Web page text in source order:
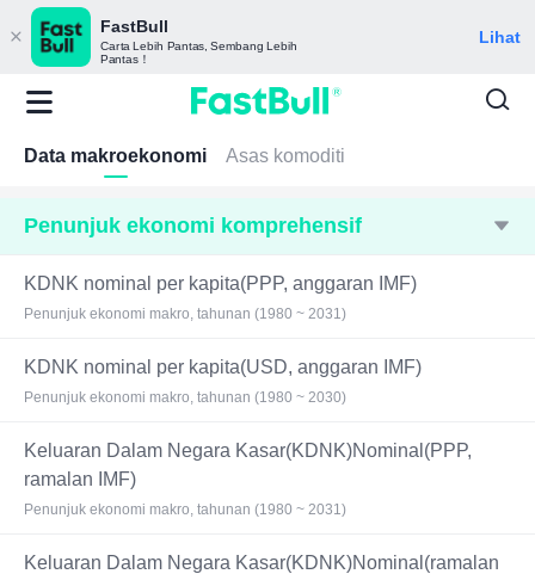
FastBull
Carta Lebih Pantas, Sembang Lebih
Pantas！
Lihat
Data makroekonomi Asas komoditi
Penunjuk ekonomi komprehensif
KDNK nominal per kapita(PPP, anggaran IMF)
Penunjuk ekonomi makro, tahunan (1980 ~ 2031)
KDNK nominal per kapita(USD, anggaran IMF)
Penunjuk ekonomi makro, tahunan (1980 ~ 2030)
Keluaran Dalam Negara Kasar(KDNK)Nominal(PPP,
ramalan IMF)
Penunjuk ekonomi makro, tahunan (1980 ~ 2031)
Keluaran Dalam Negara Kasar(KDNK)Nominal(ramalan